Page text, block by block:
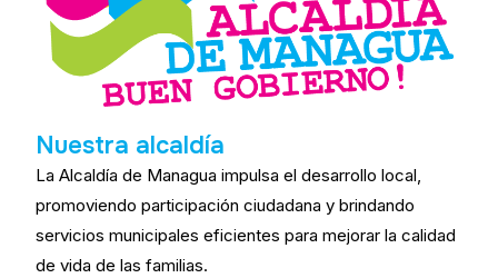
Nuestra alcaldía
La Alcaldía de Managua impulsa el desarrollo local,
promoviendo participación ciudadana y brindando
servicios municipales eficientes para mejorar la calidad
de vida de las familias.